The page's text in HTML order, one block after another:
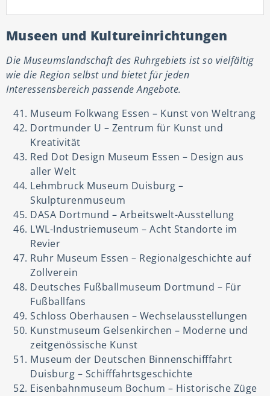
Museen und Kultureinrichtungen
Die Museumslandschaft des Ruhrgebiets ist so vielfältig
wie die Region selbst und bietet für jeden
Interessensbereich passende Angebote.
Museum Folkwang Essen – Kunst von Weltrang
Dortmunder U – Zentrum für Kunst und
Kreativität
Red Dot Design Museum Essen – Design aus
aller Welt
Lehmbruck Museum Duisburg –
Skulpturenmuseum
DASA Dortmund – Arbeitswelt-Ausstellung
LWL-Industriemuseum – Acht Standorte im
Revier
Ruhr Museum Essen – Regionalgeschichte auf
Zollverein
Deutsches Fußballmuseum Dortmund – Für
Fußballfans
Schloss Oberhausen – Wechselausstellungen
Kunstmuseum Gelsenkirchen – Moderne und
zeitgenössische Kunst
Museum der Deutschen Binnenschifffahrt
Duisburg – Schifffahrtsgeschichte
Eisenbahnmuseum Bochum – Historische Züge